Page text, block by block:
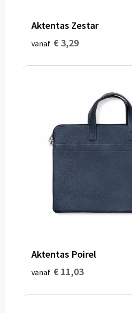
Aktentas Zestar
vanaf € 3,29
Aktentas Poirel
vanaf € 11,03